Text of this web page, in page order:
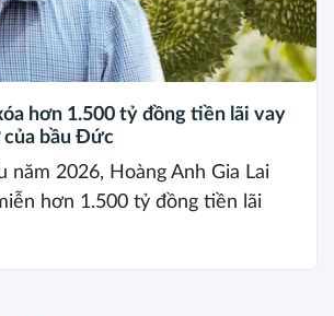
hơn 1.500 tỷ đồng tiền lãi vay
của bầu Đức
năm 2026, Hoàng Anh Gia Lai
hơn 1.500 tỷ đồng tiền lãi